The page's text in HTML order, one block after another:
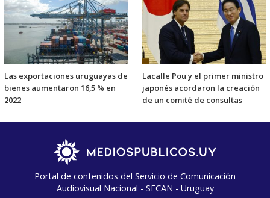
Las exportaciones uruguayas de
bienes aumentaron 16,5 % en
2022
Lacalle Pou y el primer ministro
japonés acordaron la creación
de un comité de consultas
Portal de contenidos del Servicio de Comunicación
Audiovisual Nacional - SECAN - Uruguay